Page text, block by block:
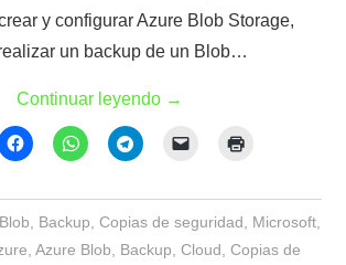
y configurar Azure Blob Storage,
un backup de un Blob…
Continuar leyendo →
Backup Copias de seguridad Microsoft,
Azure Blob Backup Cloud Copias de